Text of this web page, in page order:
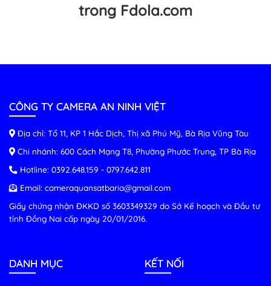
trong Fdola.com
CÔNG TY CAMERA AN NINH VIỆT
Địa chỉ: Tổ 11, KP 1 Hắc Dịch, Thị xã Phú Mỹ, Bà Rịa Vũng Tàu
Chi nhánh: 600 Cách Mạng T8, Phường Phước Trung, TP Bà Rịa
Hotline: 0392.648.159 - 0797.642.811
Email: cameraquansatbaria@gmail.com
Giấy chứng nhận ĐKKD số 3603349329 do Sở Kế hoạch và Đầu tư
tỉnh Đồng Nai cấp ngày 20/01/2016.
DANH MỤC KẾT NỐI